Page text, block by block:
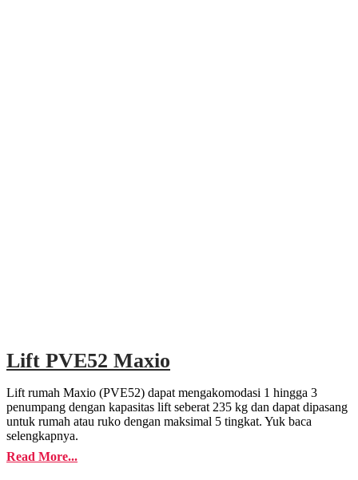
Lift PVE52 Maxio
Lift rumah Maxio (PVE52) dapat mengakomodasi 1 hingga 3
penumpang dengan kapasitas lift seberat 235 kg dan dapat dipasang
untuk rumah atau ruko dengan maksimal 5 tingkat. Yuk baca
selengkapnya.
Read More...